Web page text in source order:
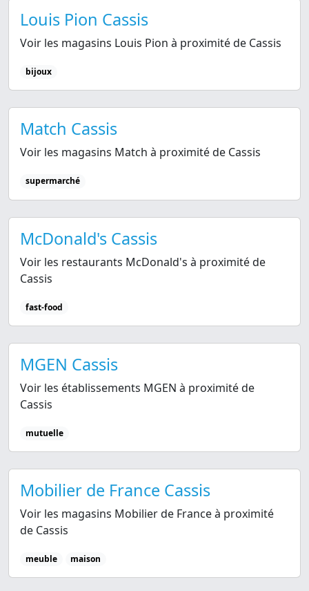
Louis Pion Cassis
Voir les magasins Louis Pion à proximité de Cassis
bijoux
Match Cassis
Voir les magasins Match à proximité de Cassis
supermarché
McDonald's Cassis
Voir les restaurants McDonald's à proximité de
Cassis
fast-food
MGEN Cassis
Voir les établissements MGEN à proximité de
Cassis
mutuelle
Mobilier de France Cassis
Voir les magasins Mobilier de France à proximité
de Cassis
meuble maison